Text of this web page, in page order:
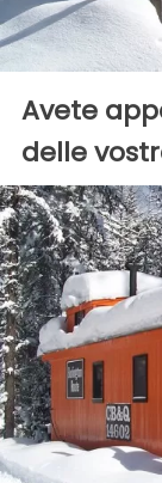
Avete
delle